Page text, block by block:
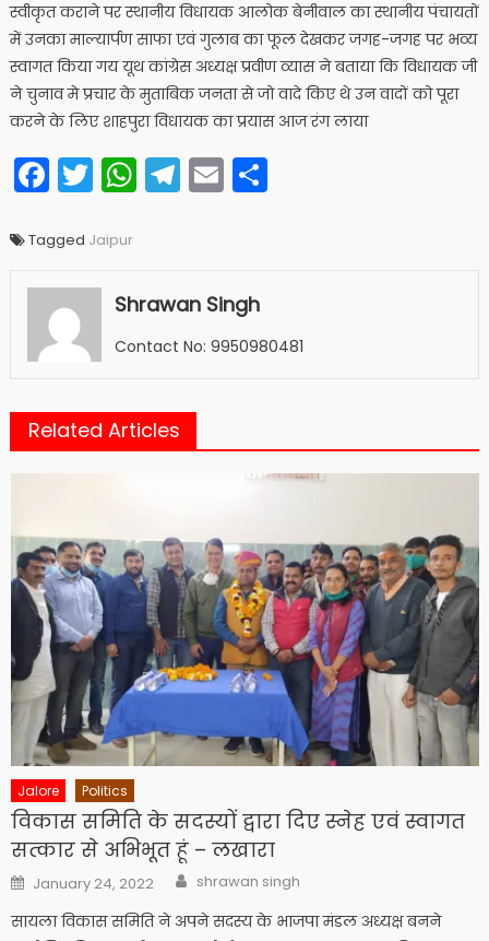
स्वीकृत कराने पर स्थानीय विधायक आलोक बेनीवाल का स्थानीय पंचायतों
में उनका माल्यार्पण साफा एवं गुलाब का फूल देखकर जगह-जगह पर भव्य
स्वागत किया गय यूथ कांग्रेस अध्यक्ष प्रवीण व्यास ने बताया कि विधायक जी
ने चुनाव मे प्रचार के मुताबिक जनता से जो वादे किए थे उन वादों को पूरा
करने के लिए शाहपुरा विधायक का प्रयास आज रंग लाया
Facebook
Twitter
WhatsApp
Telegram
EmailShare
Tagged Jaipur
Shrawan Singh
Contact No: 9950980481
Related Articles
Jalore Politics
विकास समिति के सदस्यों द्वारा दिए स्नेह एवं स्वागत
सत्कार से अभिभूत हूं – लखारा
Posted
on
January 24, 2022 Author
shrawan singh
सायला विकास समिति ने अपने सदस्य के भाजपा मंडल अध्यक्ष बनने